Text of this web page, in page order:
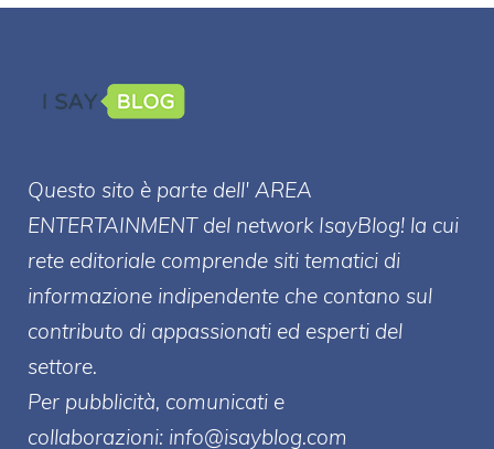
Questo sito è parte dell' AREA
ENTERTAINMENT del network IsayBlog! la cui
rete editoriale comprende siti tematici di
informazione indipendente che contano sul
contributo di appassionati ed esperti del
settore.
Per pubblicità, comunicati e
collaborazioni: info@isayblog.com